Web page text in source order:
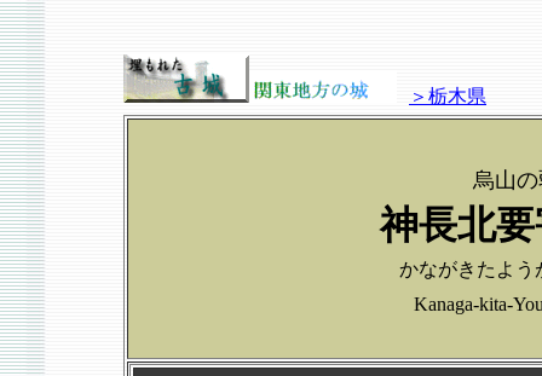
＞栃木県
烏山
神長北
かながきたよ
Kanaga-kita-